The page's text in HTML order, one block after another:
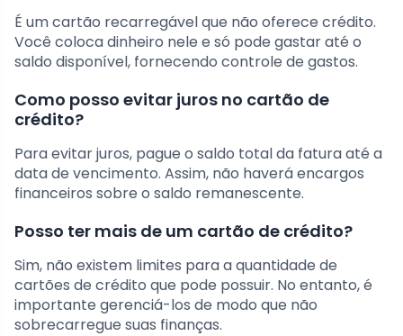
É um cartão recarregável que não oferece crédito.
Você coloca dinheiro nele e só pode gastar até o
saldo disponível, fornecendo controle de gastos.
Como posso evitar juros no cartão de
crédito?
Para evitar juros, pague o saldo total da fatura até a
data de vencimento. Assim, não haverá encargos
financeiros sobre o saldo remanescente.
Posso ter mais de um cartão de crédito?
Sim, não existem limites para a quantidade de
cartões de crédito que pode possuir. No entanto, é
importante gerenciá-los de modo que não
sobrecarregue suas finanças.